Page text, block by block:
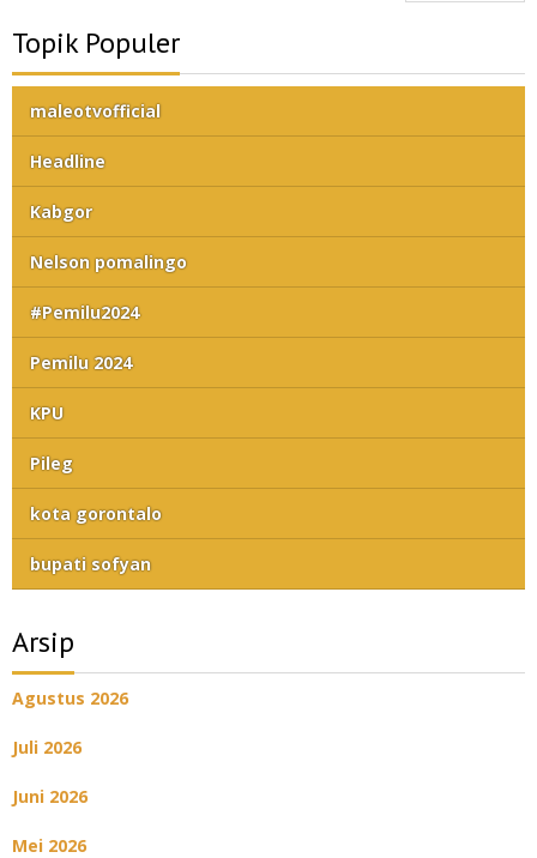
Topik Populer
maleotvofficial
Headline
Kabgor
Nelson pomalingo
#Pemilu2024
Pemilu 2024
KPU
Pileg
kota gorontalo
bupati sofyan
Arsip
Agustus 2026
Juli 2026
Juni 2026
Mei 2026